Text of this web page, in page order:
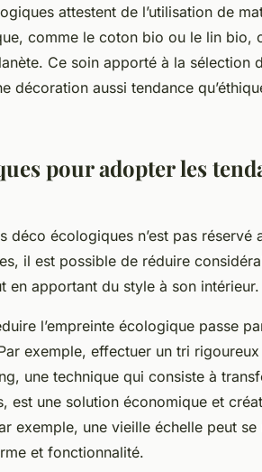
attestent de l’utilisation de
comme le coton bio ou le lin bio,
Ce soin apporté à la sélection
décoration aussi tendance
pour adopter les
déco écologiques n’est pas réservé
il est possible de réduire
en apportant du style à son intérieur.
l’empreinte écologique passe
exemple, effectuer un tri
une technique qui consiste à
est une solution économique et
exemple, une vieille échelle peut
et fonctionnalité.